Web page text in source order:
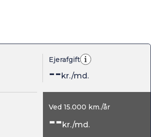
Ejerafgift
--kr./md.
Ved 15.000 km./år
--kr./md.